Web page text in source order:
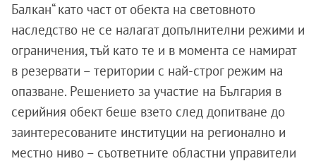
Балкан“ като част от обекта на световното
наследство не се налагат допълнителни режими и
ограничения, тъй като те и в момента се намират
в резервати – територии с най-строг режим на
опазване. Решението за участие на България в
серийния обект беше взето след допитване до
заинтересованите институции на регионално и
местно ниво – съответните областни управители